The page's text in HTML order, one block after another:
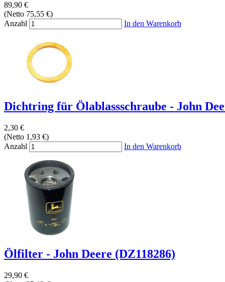
89,90 €
(Netto 75,55 €)
Anzahl
In den Warenkorb
Dichtring für Ölablassschraube - John
2,30 €
(Netto 1,93 €)
Anzahl
In den Warenkorb
Ölfilter - John Deere (DZ118286)
29,90 €